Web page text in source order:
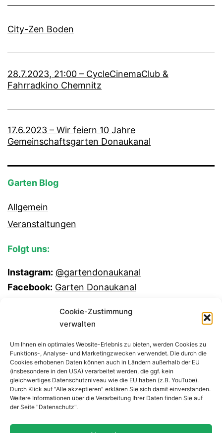
Cookie-Zustimmung
verwalten
Um Ihnen ein optimales Website-Erlebnis zu bieten, werden Cookies zu
Funktions-, Analyse- und Marketingzwecken verwendet. Die durch die
Cookies erhobenen Daten können auch in Ländern außerhalb der EU
(insbesondere in den USA) verarbeitet werden, die ggf. kein
gleichwertiges Datenschutzniveau wie die EU haben (z.B. YouTube).
Durch Klick auf "Alle akzeptieren" erklären Sie sich damit einverstanden.
Weitere Informationen über die Verarbeitung Ihrer Daten finden Sie auf
der Seite "Datenschutz".
City-Zen Boden
28.7.2023, 21:00 – CycleCinemaClub &
Fahrradkino Chemnitz
17.6.2023 – Wir feiern 10 Jahre
Gemeinschaftsgarten Donaukanal
Garten Blog
Allgemein
Veranstaltungen
Folgt uns:
Instagram: @gartendonaukanal
Facebook: Garten Donaukanal
GEMEINSCHAFTSGARTEN
DONAUKANAL